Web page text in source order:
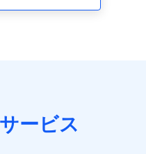
の提供業務、契約締結手
ービス